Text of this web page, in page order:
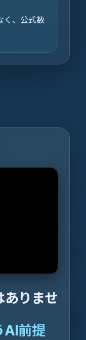
く、公式数
ありませ
AI前提